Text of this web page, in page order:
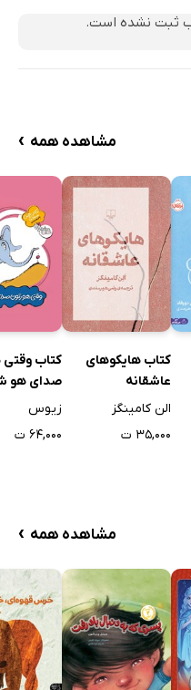
ثبت نشده است.
مشاهده همه ›
کتاب هایکوهای
عاشقانه
الن کامینگز
۳۵,۰۰۰ ت
کتاب
صدای هو
زیوس
۶۴,۰۰۰ ت
مشاهده همه ›